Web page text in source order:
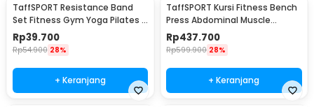
TaffSPORT Resistance Band
Set Fitness Gym Yoga Pilates 11
PCS - YR2-11
Rp39.700
Rp54.900 28%
+ Keranjang
TaffSPORT Kursi Fitness Bench
Press Abdominal Muscle
Foldable - YC-300
Rp437.700
Rp599.900 28%
+ Keranjang